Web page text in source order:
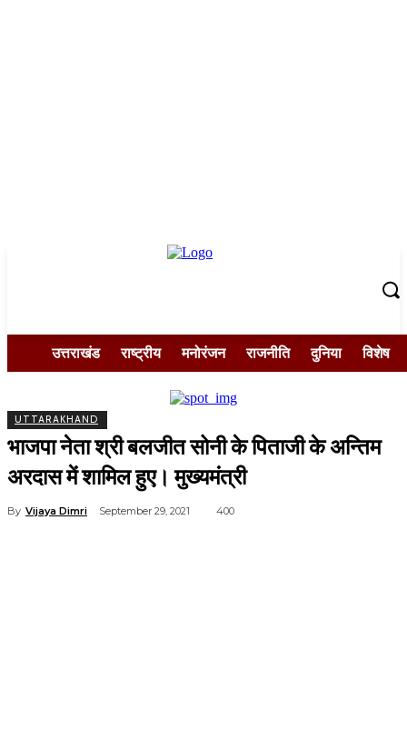
उत्तराखंड राष्ट्रीय मनोरंजन राजनीति दुनिया विशेष
UTTARAKHAND
भाजपा नेता श्री बलजीत सोनी के पिताजी के अन्तिम
अरदास में शामिल हुए। मुख्यमंत्री
By Vijaya Dimri September 29, 2021 400